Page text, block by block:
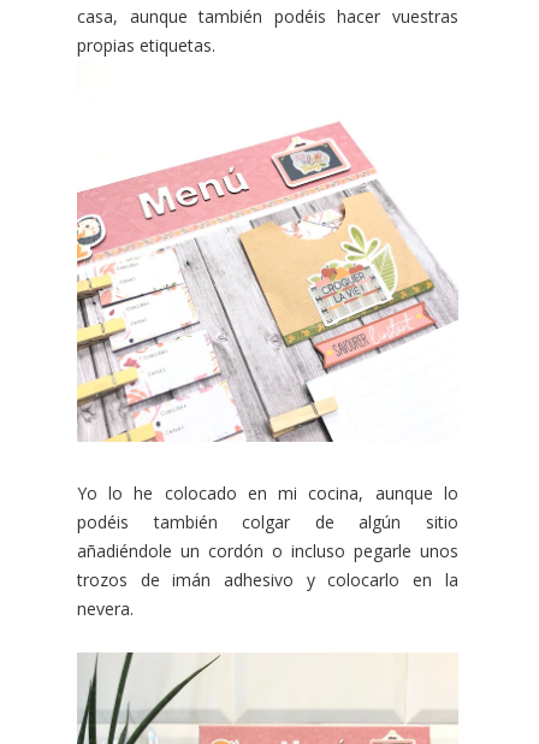
casa, aunque también podéis hacer vuestras
propias etiquetas.
Yo lo he colocado en mi cocina, aunque lo
podéis también colgar de algún sitio
añadiéndole un cordón o incluso pegarle unos
trozos de imán adhesivo y colocarlo en la
nevera.